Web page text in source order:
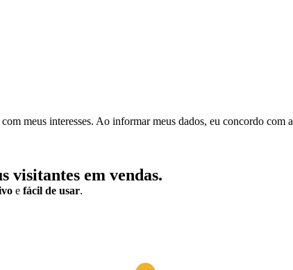
meus interesses. Ao informar meus dados, eu concordo com a
visitantes em vendas.
e fácil de usar.